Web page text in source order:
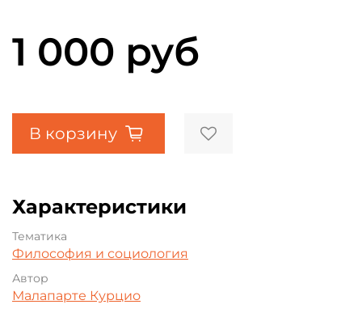
1 000 руб
В корзину
Характеристики
Тематика
Философия и социология
Автор
Малапарте Курцио